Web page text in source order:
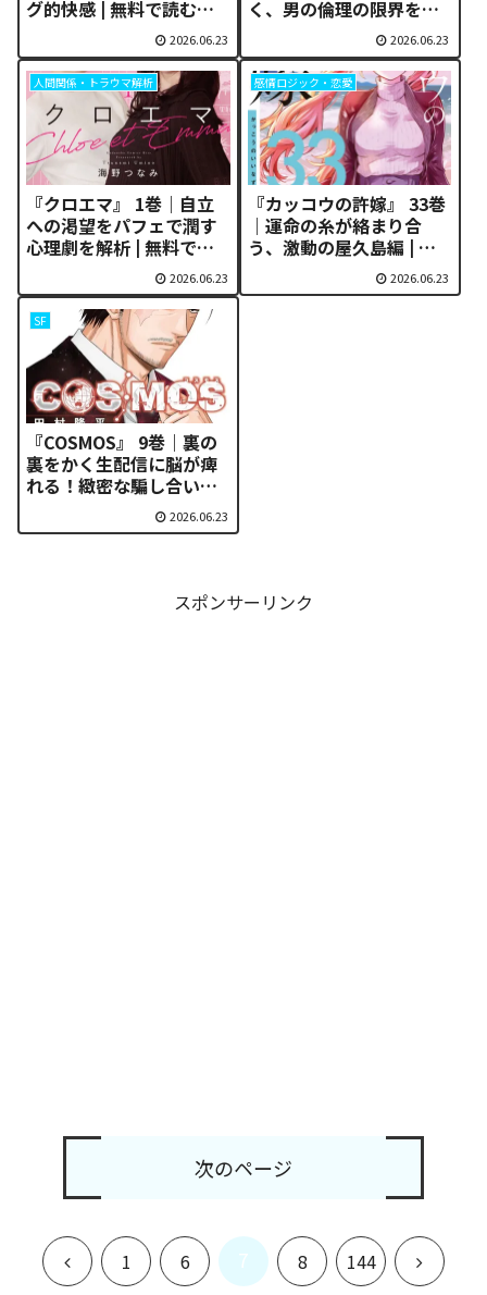
グ的快感 | 無料で読む方
2026.06.23
く、男の倫理の限界を徹
底解析 | 無料で読む方法
2026.06.23
人間関係・トラウマ解析
『クロエマ』 1巻｜自立
への渇望をパフェで潤す
心理劇を解析 | 無料で読
2026.06.23
感情ロジック・恋愛
『カッコウの許嫁』 33巻
｜運命の糸が絡まり合
う、激動の屋久島編 | 無
2026.06.23
SF
『COSMOS』 9巻｜裏の
裏をかく生配信に脳が痺
れる！緻密な騙し合いと
伏線を徹底解析 | 無料で
読む方法
2026.06.23
スポンサーリンク
次のページ
前 1 6 7 8 144 次